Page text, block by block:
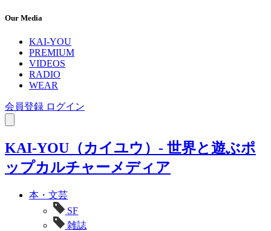
Our Media
KAI-YOU
PREMIUM
VIDEOS
RADIO
WEAR
会員登録 ログイン
KAI-YOU（カイユウ）- 世界と遊ぶポ
ップカルチャーメディア
本・文芸
SF
雑誌